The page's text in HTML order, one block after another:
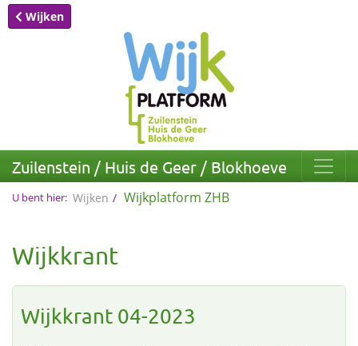
Wijken
Zuilenstein / Huis de Geer / Blokhoeve
U bent hier: Wijken Wijkplatform ZHB
Wijkkrant
Wijkkrant 04-2023